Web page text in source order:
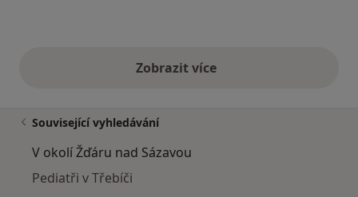
Zobrazit vícevýše uvedené názory
Související vyhledávání
V okolí Žďáru nad Sázavou
Pediatři v Třebíči